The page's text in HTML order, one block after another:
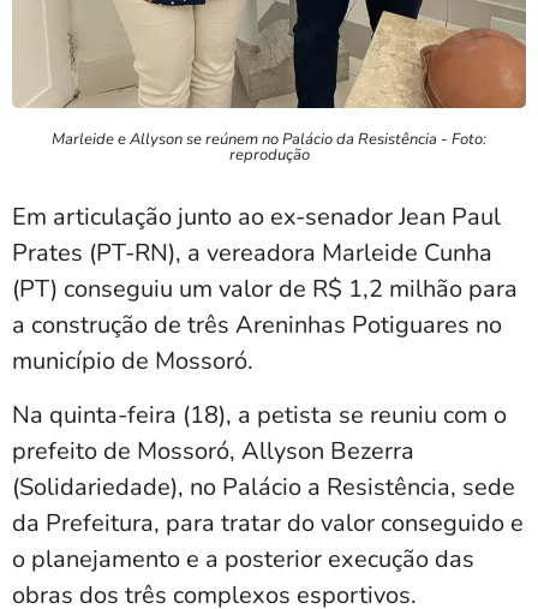
Marleide e Allyson se reúnem no Palácio da Resistência - Foto:
reprodução
Em articulação junto ao ex-senador Jean Paul
Prates (PT-RN), a vereadora Marleide Cunha
(PT) conseguiu um valor de R$ 1,2 milhão para
a construção de três Areninhas Potiguares no
município de Mossoró.
Na quinta-feira (18), a petista se reuniu com o
prefeito de Mossoró, Allyson Bezerra
(Solidariedade), no Palácio a Resistência, sede
da Prefeitura, para tratar do valor conseguido e
o planejamento e a posterior execução das
obras dos três complexos esportivos.